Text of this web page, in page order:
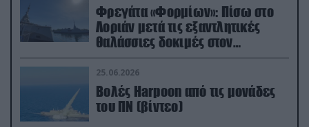
Φρεγάτα «Φορμίων»: Πίσω στο
Λοριάν μετά τις εξαντλητικές
θαλάσσιες δοκιμές στον
απαιτητικό Βισκαϊκό
25.06.2026
Βολές Harpoon από τις μονάδες
του ΠΝ (βίντεο)